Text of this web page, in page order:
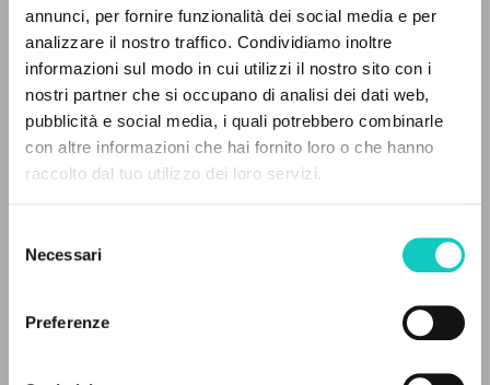
annunci, per fornire funzionalità dei social media e per
analizzare il nostro traffico. Condividiamo inoltre
informazioni sul modo in cui utilizzi il nostro sito con i
nostri partner che si occupano di analisi dei dati web,
pubblicità e social media, i quali potrebbero combinarle
con altre informazioni che hai fornito loro o che hanno
raccolto dal tuo utilizzo dei loro servizi.
delNecessari
Preferenze
De Victoria Tomás LuisComposer
Giussani LuigiAuthor
2003
0RESULTS FOUND
MORE RESULTS